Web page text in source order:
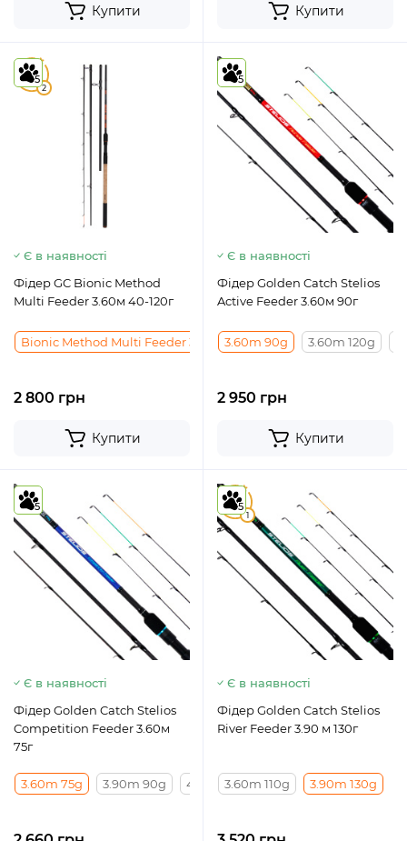
Купити Купити
5
2
5
Є в наявності
Фідер GC Bionic Method
Multi Feeder 3.60м 40-120г
Bionic Method Multi Feeder 3.60м 40-120г Bionic Method
2 800 грн
Купити
5
Є в наявності
Фідер Golden Catch Stelios
Active Feeder 3.60м 90г
3.60m 90g 3.60m 120g
2 950 грн
Купити
5
Є в наявності
Фідер Golden Catch Stelios
Competition Feeder 3.60м
75г
3.60m 75g 3.90m 90g 4.20m 90g
5
1
5
Є в наявності
Фідер Golden Catch Stelios
River Feeder 3.90 м 130г
3.60m 110g 3.90m 130g